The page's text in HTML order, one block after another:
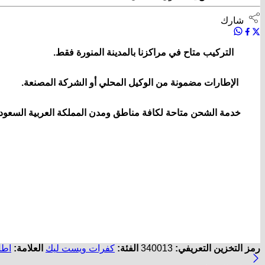
شارك
التركيب متاح في مراكزنا بالمدينة المنورة فقط.
الإطارات مضمونة من الوكيل المحلي أو الشركة المصنعة.
خدمة الشحن متاحة لكافة مناطق ومدن المملكة العربية
رمز التخزين التعريفي: 340013 الفئة: كفرات ويست ليك العلامة: